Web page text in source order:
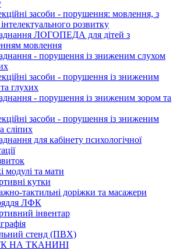
засоби - порушення: мовлення, з
розвитку
ЛОГОПЕДА для дітей з
мовлення
- порушення із зниженим слухом
засоби - порушення із зниженим
глухих
- порушення із зниженим зором та
засоби - порушення із зниженим
сліпих
для кабінету психологічної
модулi та мати
кутки
тактильні доріжки та масажери
ЛФК
інвентар
стенд (ПВХ)
НА ТКАНИНІ